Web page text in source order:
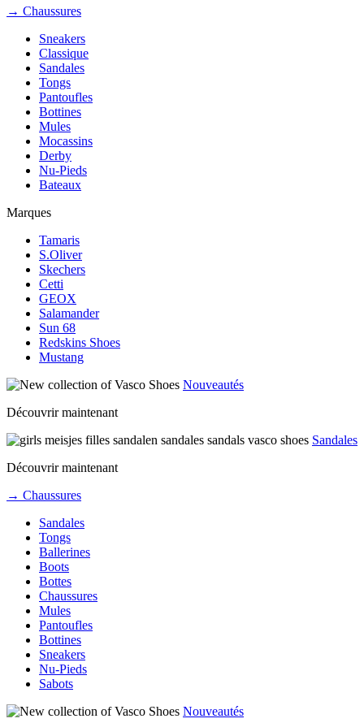
→ Chaussures
Sneakers
Classique
Sandales
Tongs
Pantoufles
Bottines
Mules
Mocassins
Derby
Nu-Pieds
Bateaux
Marques
Tamaris
S.Oliver
Skechers
Cetti
GEOX
Salamander
Sun 68
Redskins Shoes
Mustang
Nouveautés
Découvrir maintenant
Sandales
Découvrir maintenant
→ Chaussures
Sandales
Tongs
Ballerines
Boots
Bottes
Chaussures
Mules
Pantoufles
Bottines
Sneakers
Nu-Pieds
Sabots
Nouveautés